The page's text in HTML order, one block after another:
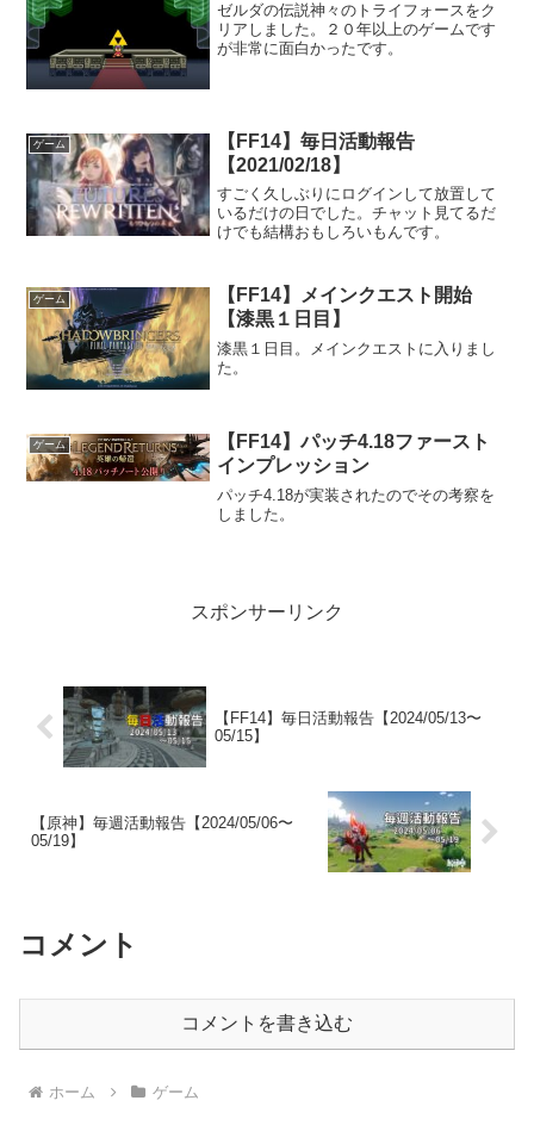
ゼルダの伝説神々のトライフォースをク
リアしました。２０年以上のゲームです
が非常に面白かったです。
ゲーム
【FF14】毎日活動報告
【2021/02/18】
すごく久しぶりにログインして放置して
いるだけの日でした。チャット見てるだ
けでも結構おもしろいもんです。
ゲーム
【FF14】メインクエスト開始
【漆黒１日目】
漆黒１日目。メインクエストに入りまし
た。
ゲーム
【FF14】パッチ4.18ファースト
インプレッション
パッチ4.18が実装されたのでその考察を
しました。
スポンサーリンク
【FF14】毎日活動報告【2024/05/13〜
05/15】
【原神】毎週活動報告【2024/05/06〜
05/19】
コメント
コメントを書き込む
ホーム ゲーム